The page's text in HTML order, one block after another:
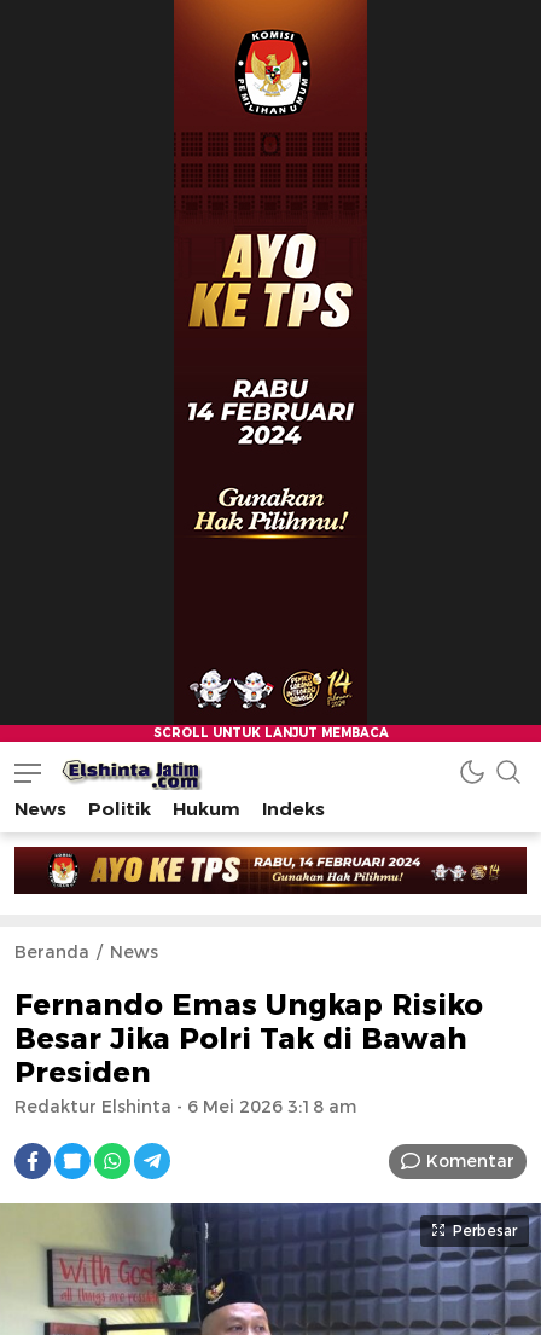
News Politik Hukum Indeks
Beranda News
Fernando Emas Ungkap Risiko
Besar Jika Polri Tak di Bawah
Presiden
Redaktur Elshinta - 6 Mei 2026 3:18 am
Komentar
Perbesar